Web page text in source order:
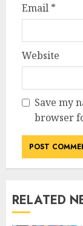
Email *
Website
Save my
browser
RELATED